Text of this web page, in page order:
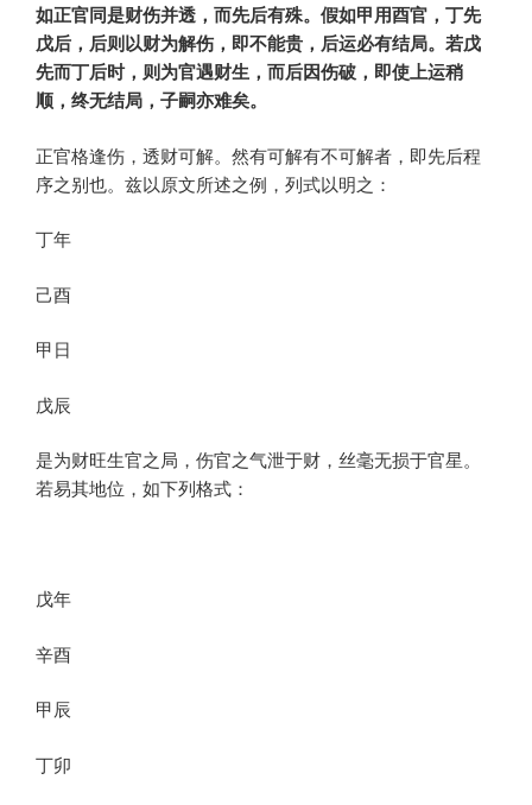
如正官同是财伤并透，而先后有殊。假如甲用酉官，丁先
戊后，后则以财为解伤，即不能贵，后运必有结局。若戊
先而丁后时，则为官遇财生，而后因伤破，即使上运稍
顺，终无结局，子嗣亦难矣。
正官格逢伤，透财可解。然有可解有不可解者，即先后程
序之别也。兹以原文所述之例，列式以明之：
丁年
己酉
甲日
戊辰
是为财旺生官之局，伤官之气泄于财，丝毫无损于官星。
若易其地位，如下列格式：
戊年
辛酉
甲辰
丁卯